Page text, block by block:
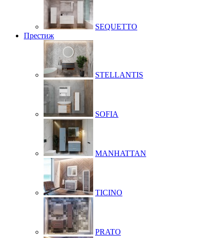
SEQUETTO
Престиж
STELLANTIS
SOFIA
MANHATTAN
TICINO
PRATO